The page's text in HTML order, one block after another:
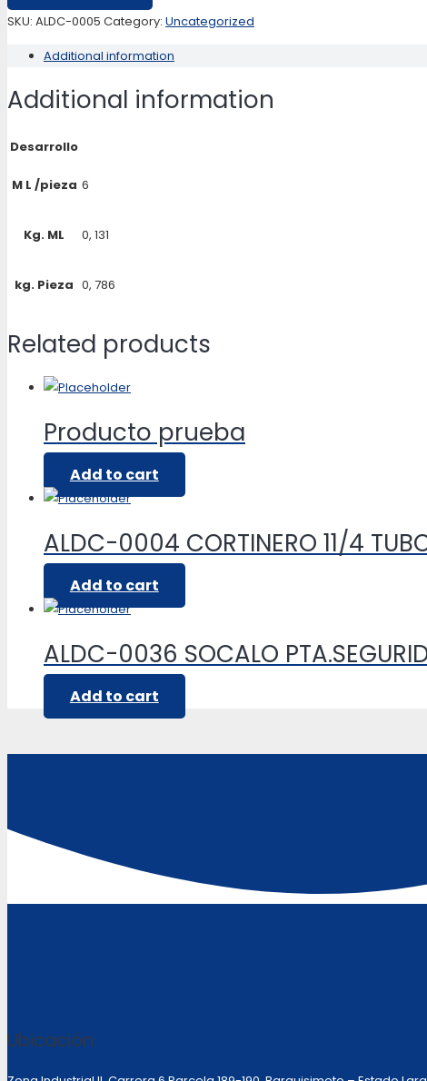
5/8
REDONDO
SKU: ALDC-0005 Category: Uncategorized
Additional information
Additional information
Desarrollo
M L /pieza 6
Kg. ML 0, 131
kg. Pieza 0, 786
Related products
Producto prueba
Add to cart
ALDC-0004 CORTINERO 11/4
Add to cart
ALDC-0036 SOCALO
Add to cart
Ubicación: